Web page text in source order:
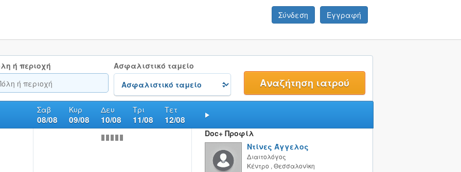
Σύνδεση Εγγραφή
ή περιοχή Ασφαλιστικό ταμείο
Σαβ
08/08
Κυρ
09/08
Δευ
10/08
Τρι
11/08
Τετ
12/08
Doc+ Προφίλ
Ντίνες Άγγελος
Διαιτολόγος
Κέντρο , Θεσσαλονίκη